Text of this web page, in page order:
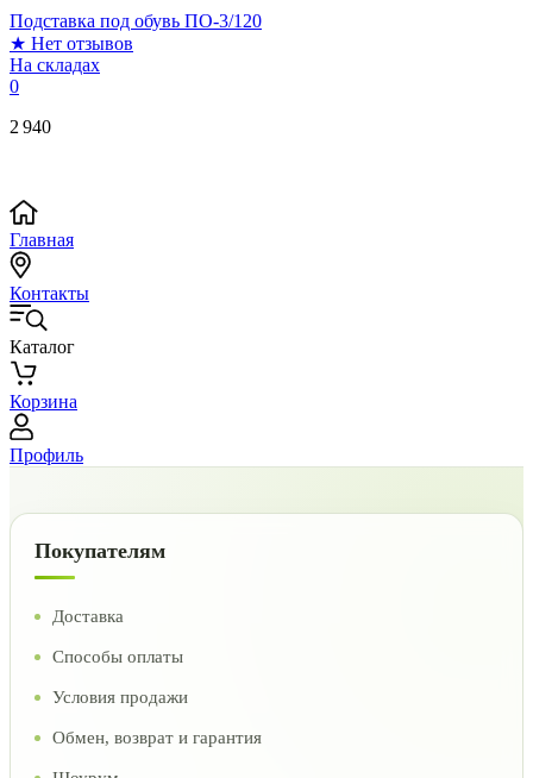
Подставка под обувь ПО-3/120
★ Нет отзывов
На складах
0
2 940
Главная
Контакты
Каталог
Корзина
Профиль
Покупателям
Доставка
Способы оплаты
Условия продажи
Обмен, возврат и гарантия